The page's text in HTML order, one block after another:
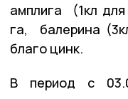
амплига (1кл
га, балерина
благо цинк.
В период с